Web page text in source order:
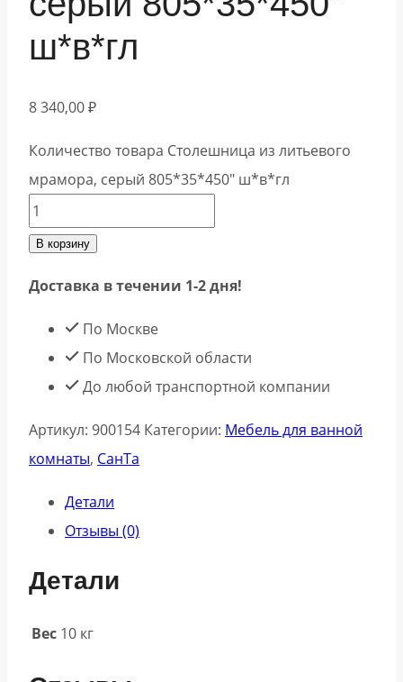
ш*в*гл
8 340,00₽
Количество товара Столешница из литьевого
мрамора, серый 805*35*450" ш*в*гл
В корзину
Доставка в течении 1-2 дня!
По Москве
По Московской области
До любой транспортной компании
Артикул: 900154 Категории: Мебель для ванной
комнаты, СанТа
Детали
Отзывы (0)
Детали
Вес 10 кг